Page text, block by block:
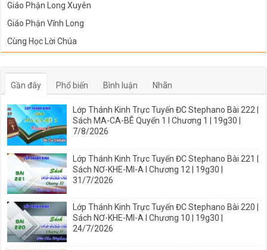
Giáo Phận Long Xuyên
Giáo Phận Vĩnh Long
Cùng Học Lời Chúa
Gần đây Phổ biến Bình luận Nhãn
Lớp Thánh Kinh Trực Tuyến ĐC Stephano Bài 222 |
Sách MA-CA-BÊ Quyển 1 I Chương 1 | 19g30 |
7/8/2026
Lớp Thánh Kinh Trực Tuyến ĐC Stephano Bài 221 |
Sách NƠ-KHE-MI-A I Chương 12 | 19g30 |
31/7/2026
Lớp Thánh Kinh Trực Tuyến ĐC Stephano Bài 220 |
Sách NƠ-KHE-MI-A I Chương 10 | 19g30 |
24/7/2026